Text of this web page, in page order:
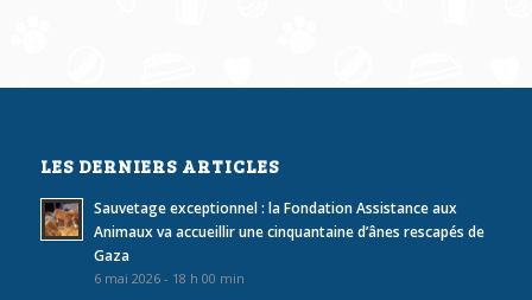
LES DERNIERS ARTICLES
Sauvetage exceptionnel : la Fondation Assistance aux
Animaux va accueillir une cinquantaine d’ânes rescapés de
Gaza
6 mai 2026 - 18 h 00 min